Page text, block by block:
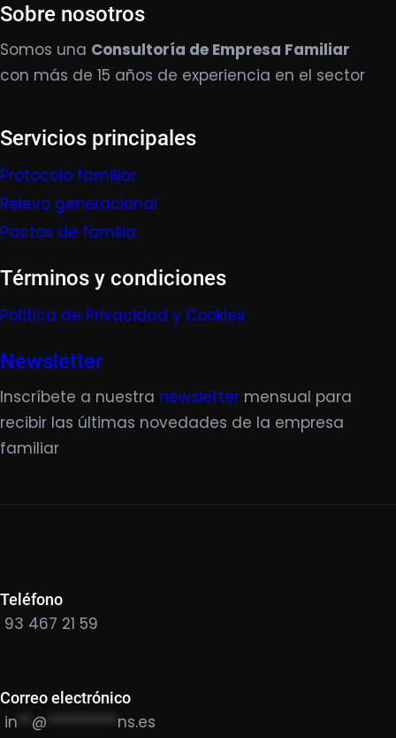
Sobre nosotros
Somos una Consultoría de Empresa Familiar
con más de 15 años de experiencia en el sector
Servicios principales
Protocolo familiar
Relevo generacional
Pactos de familia
Términos y condiciones
Política de Privacidad y Cookies
Newsletter
Inscríbete a nuestra newsletter mensual para
recibir las últimas novedades de la empresa
familiar
Teléfono
93 467 21 59
Correo electrónico
in @ ********** ns.es